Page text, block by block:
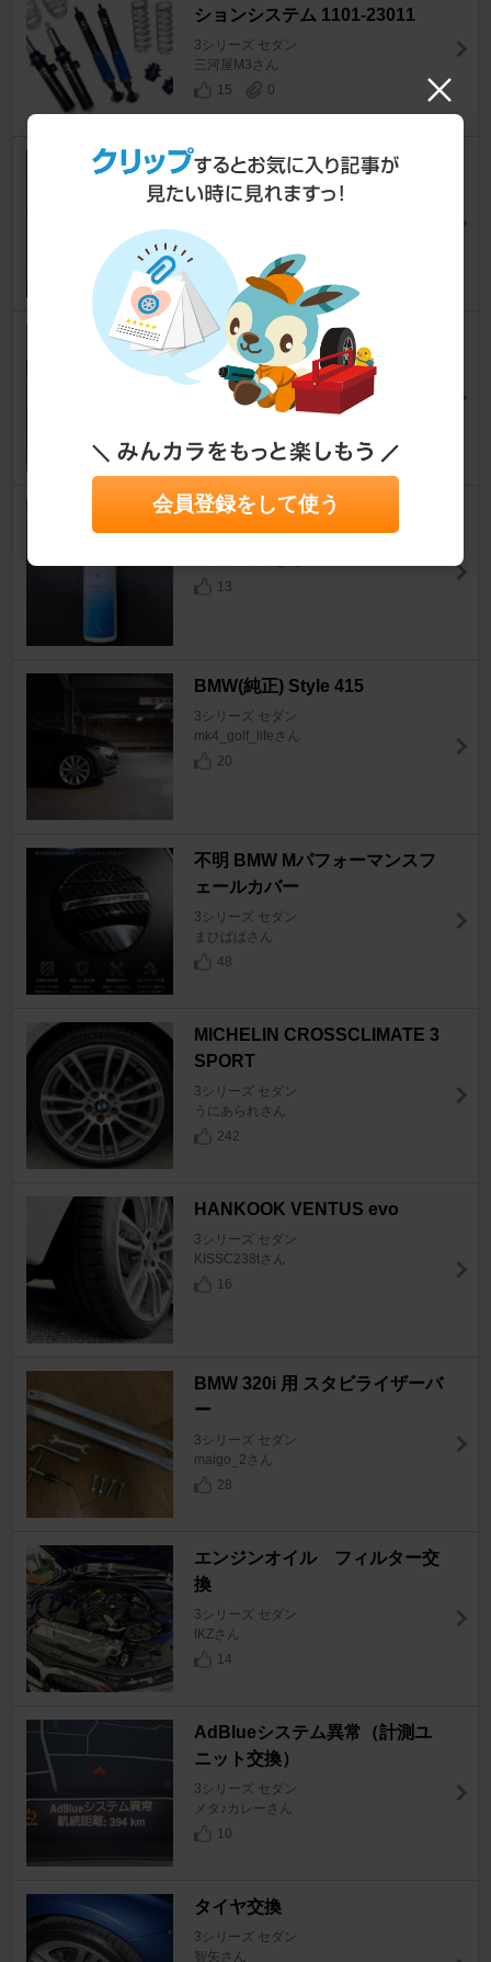
ションシステム 1101-23011
3シリーズ セダン
三河屋M3さん
15
0
DG-5 CTA-Kスペック
3シリーズ セダン
Continental ExtremeContact
DWS06 PLUS
3シリーズ セダン
long touring Betaさん
10
BMW RUBBER CARE
13
BMW(純正) Style 415
3シリーズ セダン
mk4_golf_lifeさん
20
不明 BMW Mパフォーマンスフ
ェールカバー
3シリーズ セダン
まひぱぱさん
48
MICHELIN CROSSCLIMATE 3
SPORT
3シリーズ セダン
うにあられさん
242
HANKOOK VENTUS evo
3シリーズ セダン
KISSC238tさん
16
BMW 320i 用 スタビライザーバ
ー
3シリーズ セダン
maigo_2さん
28
エンジンオイル フィルター交
換
3シリーズ セダン
IKZさん
14
AdBlueシステム異常（計測ユ
ニット交換）
3シリーズ セダン
メタ♪カレーさん
10
タイヤ交換
3シリーズ セダン
智矢さん
会員登録をして使う